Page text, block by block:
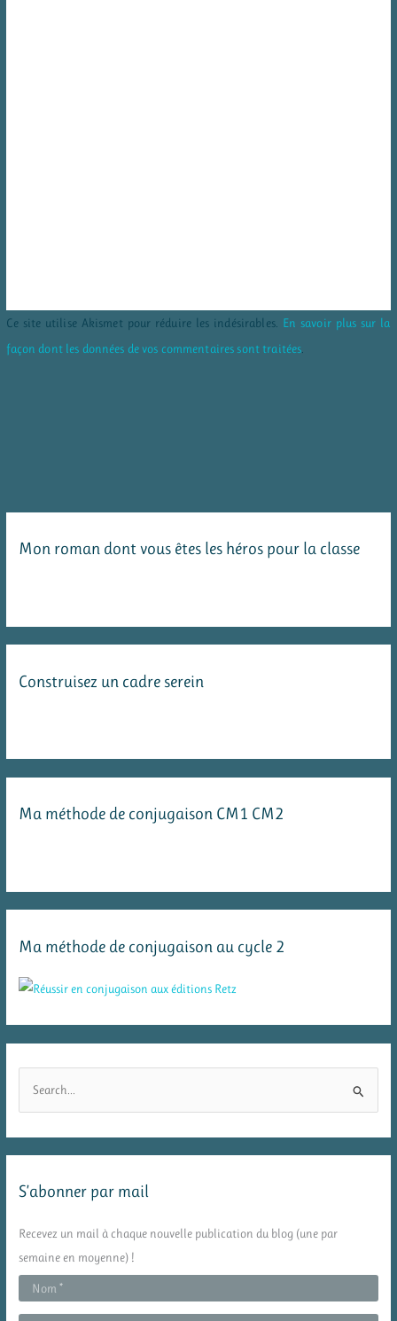
Ce site utilise Akismet pour réduire les indésirables. En savoir plus sur la
façon dont les données de vos commentaires sont traitées
Mon roman dont vous êtes les héros pour la classe
Construisez un cadre serein
Ma méthode de conjugaison CM1 CM2
Ma méthode de conjugaison au cycle 2
rS’abonner par mail
Recevez un mail à chaque nouvelle publication du blog (une par
semaine en moyenne) !